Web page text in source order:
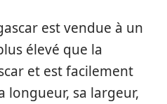
est vendue à un
élevé que la
et est facilement
longueur, sa largeur,